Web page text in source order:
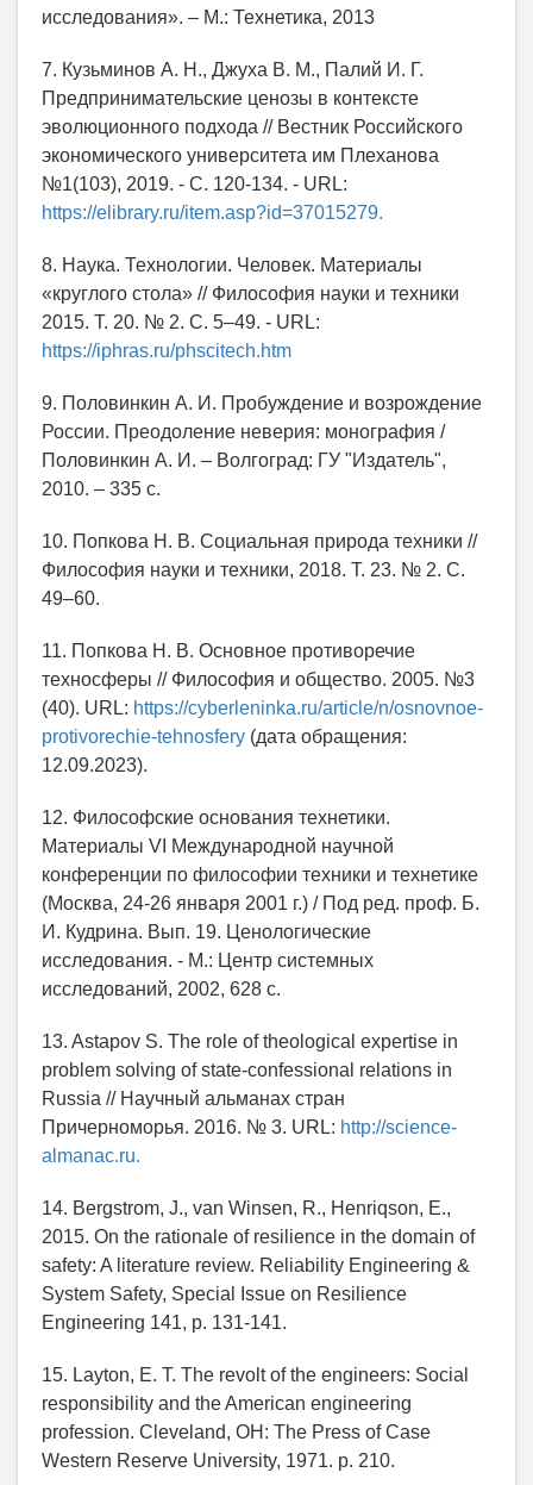
исследования». – М.: Технетика, 2013
7. Кузьминов А. Н., Джуха В. М., Палий И. Г.
Предпринимательские ценозы в контексте
эволюционного подхода // Вестник Российского
экономического университета им Плеханова
№1(103), 2019. - С. 120-134. - URL:
https://elibrary.ru/item.asp?id=37015279.
8. Наука. Технологии. Человек. Материалы
«круглого стола» // Философия науки и техники
2015. Т. 20. № 2. С. 5–49. - URL:
https://iphras.ru/phscitech.htm
9. Половинкин А. И. Пробуждение и возрождение
России. Преодоление неверия: монография /
Половинкин А. И. – Волгоград: ГУ "Издатель",
2010. – 335 с.
10. Попкова Н. В. Социальная природа техники //
Философия науки и техники, 2018. Т. 23. № 2. С.
49–60.
11. Попкова Н. В. Основное противоречие
техносферы // Философия и общество. 2005. №3
(40). URL: https://cyberleninka.ru/article/n/osnovnoe-
protivorechie-tehnosfery (дата обращения:
12.09.2023).
12. Философские основания технетики.
Материалы VI Международной научной
конференции по философии техники и технетике
(Москва, 24-26 января 2001 г.) / Под ред. проф. Б.
И. Кудрина. Вып. 19. Ценологические
исследования. - М.: Центр системных
исследований, 2002, 628 с.
13. Astapov S. The role of theological expertise in
problem solving of state-confessional relations in
Russia // Научный альманах стран
Причерноморья. 2016. № 3. URL: http://science-
almanac.ru.
14. Bergstrom, J., van Winsen, R., Henriqson, E.,
2015. On the rationale of resilience in the domain of
safety: A literature review. Reliability Engineering &
System Safety, Special Issue on Resilience
Engineering 141, p. 131-141.
15. Layton, E. T. The revolt of the engineers: Social
responsibility and the American engineering
profession. Cleveland, OH: The Press of Case
Western Reserve University, 1971. p. 210.